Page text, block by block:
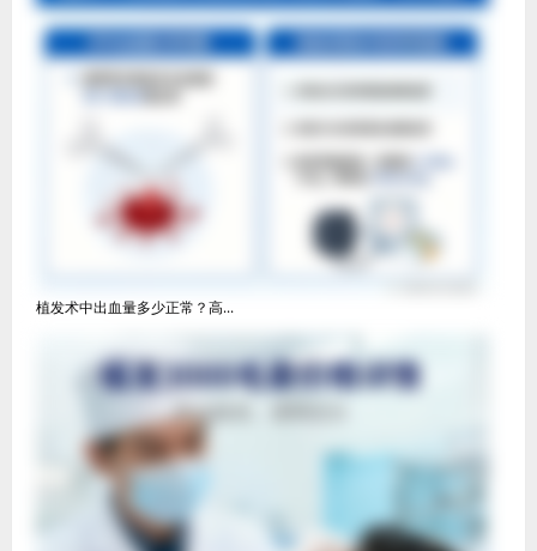
植发术中出血量多少正常？高...